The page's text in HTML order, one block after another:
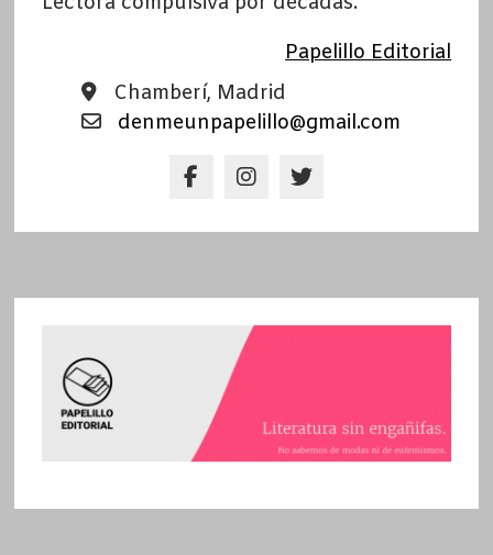
Papelillo Editorial
Chamberí, Madrid
denmeunpapelillo@gmail.com